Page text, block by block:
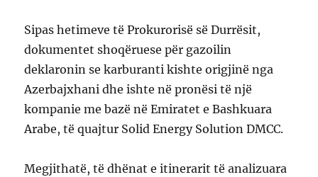
Sipas hetimeve të Prokurorisë së Durrësit,
dokumentet shoqëruese për gazoilin
deklaronin se karburanti kishte origjinë nga
Azerbajxhani dhe ishte në pronësi të një
kompanie me bazë në Emiratet e Bashkuara
Arabe, të quajtur Solid Energy Solution DMCC.
Megjithatë, të dhënat e itinerarit të analizuara